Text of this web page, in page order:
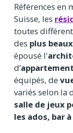
Références en
Suisse, les
toutes
des plus
épousé l'
d’
équipés, de
variés selon la
salle de jeux
les ados, bar